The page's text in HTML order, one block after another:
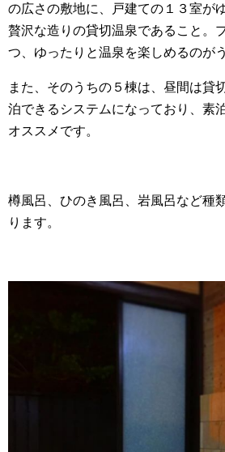
の広さの敷地に、戸建ての１３室が
贅沢な造りの貸切温泉であること。
つ、ゆったりと温泉を楽しめるのが
また、そのうちの５棟は、昼間は貸
泊できるシステムになっており、素
オススメです。
樽風呂、ひのき風呂、岩風呂など種
ります。